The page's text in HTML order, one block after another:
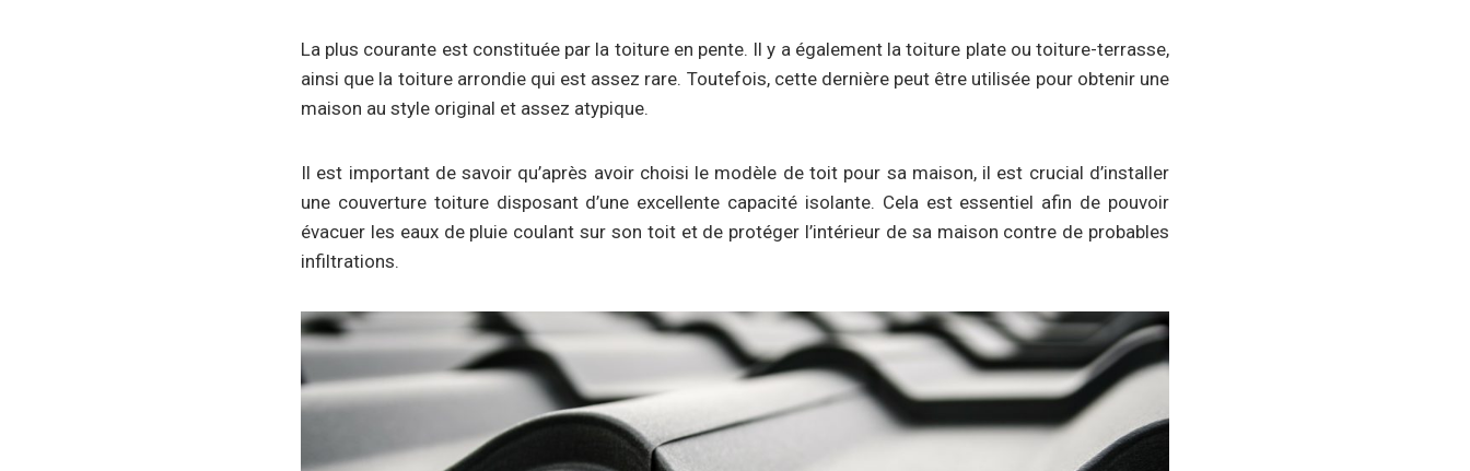
La plus courante est constituée par la toiture en pente. Il y a également la toiture plate ou toiture-terrasse,
ainsi que la toiture arrondie qui est assez rare. Toutefois, cette dernière peut être utilisée pour obtenir une
maison au style original et assez atypique.
Il est important de savoir qu’après avoir choisi le modèle de toit pour sa maison, il est crucial d’installer
une couverture toiture disposant d’une excellente capacité isolante. Cela est essentiel afin de pouvoir
évacuer les eaux de pluie coulant sur son toit et de protéger l’intérieur de sa maison contre de probables
infiltrations.